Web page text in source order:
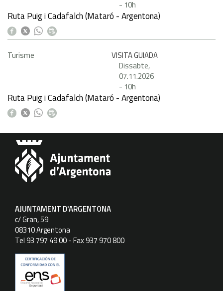
- 10h
Ruta Puig i Cadafalch (Mataró - Argentona)
Turisme
VISITA GUIADA
Dissabte,
07.11.2026
- 10h
Ruta Puig i Cadafalch (Mataró - Argentona)
AJUNTAMENT D'ARGENTONA
c/ Gran, 59
08310 Argentona
Tel 93 797 49 00 - Fax 937 970 800